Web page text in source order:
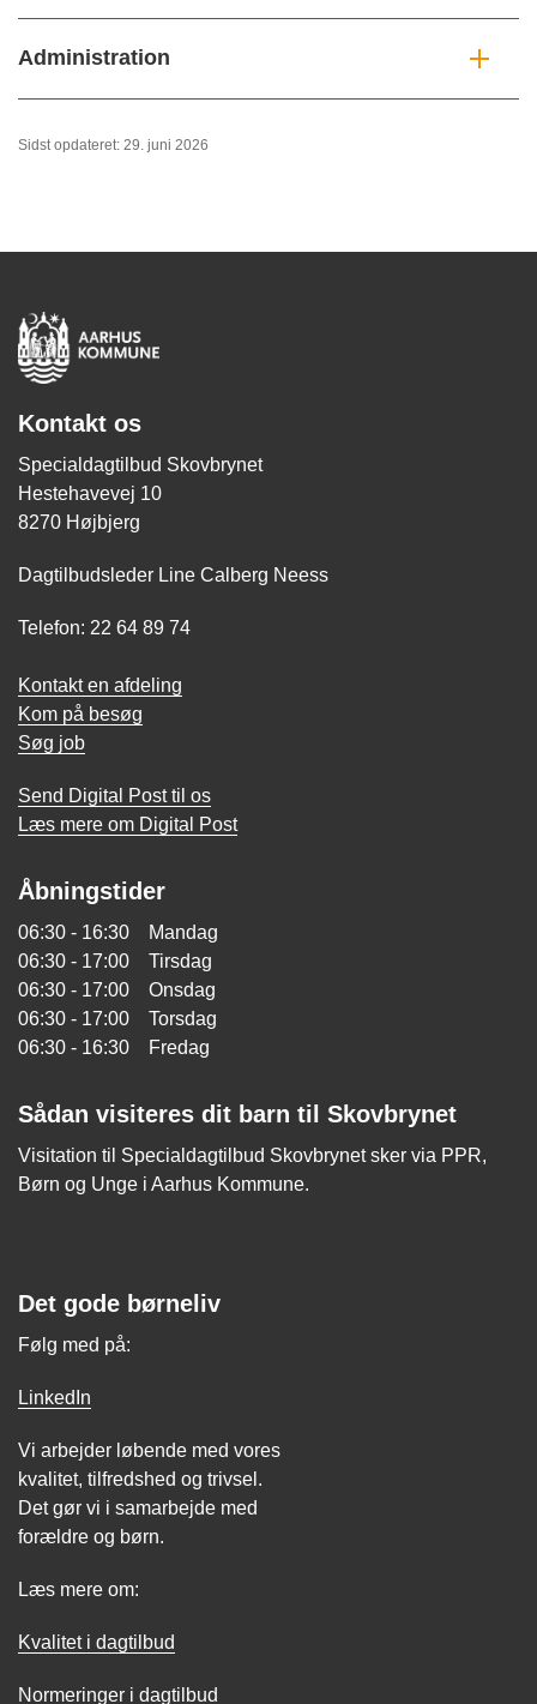
Administration
Sidst opdateret: 29. juni 2026
Kontakt os
Specialdagtilbud Skovbrynet
Hestehavevej 10
8270 Højbjerg
Dagtilbudsleder Line Calberg Neess
Telefon: 22 64 89 74
Kontakt en afdeling
Kom på besøg
Søg job
Send Digital Post til os
Læs mere om Digital Post
Åbningstider
06:30 - 16:30 Mandag
06:30 - 17:00 Tirsdag
06:30 - 17:00 Onsdag
06:30 - 17:00 Torsdag
06:30 - 16:30 Fredag
Sådan visiteres dit barn til Skovbrynet
Visitation til Specialdagtilbud Skovbrynet sker via PPR,
Børn og Unge i Aarhus Kommune.
Det gode børneliv
Følg med på:
LinkedIn
Vi arbejder løbende med vores
kvalitet, tilfredshed og trivsel.
Det gør vi i samarbejde med
forældre og børn.
Læs mere om:
Kvalitet i dagtilbud
Normeringer i dagtilbud